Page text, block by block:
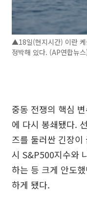
▲18일(현지시간) 이란 케
정박해 있다. (AP연합뉴
중동 전쟁의 핵심
에 다시 봉쇄됐다.
즈를 둘러싼 긴장
시 S&P500지수와
하는 등 크게 안도
하게 됐다.